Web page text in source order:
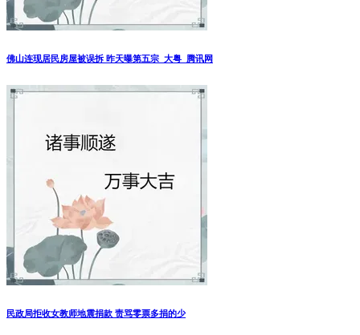
佛山连现居民房屋被误拆 昨天曝第五宗_大粤_腾讯网
民政局拒收女教师地震捐款 责骂零票多捐的少